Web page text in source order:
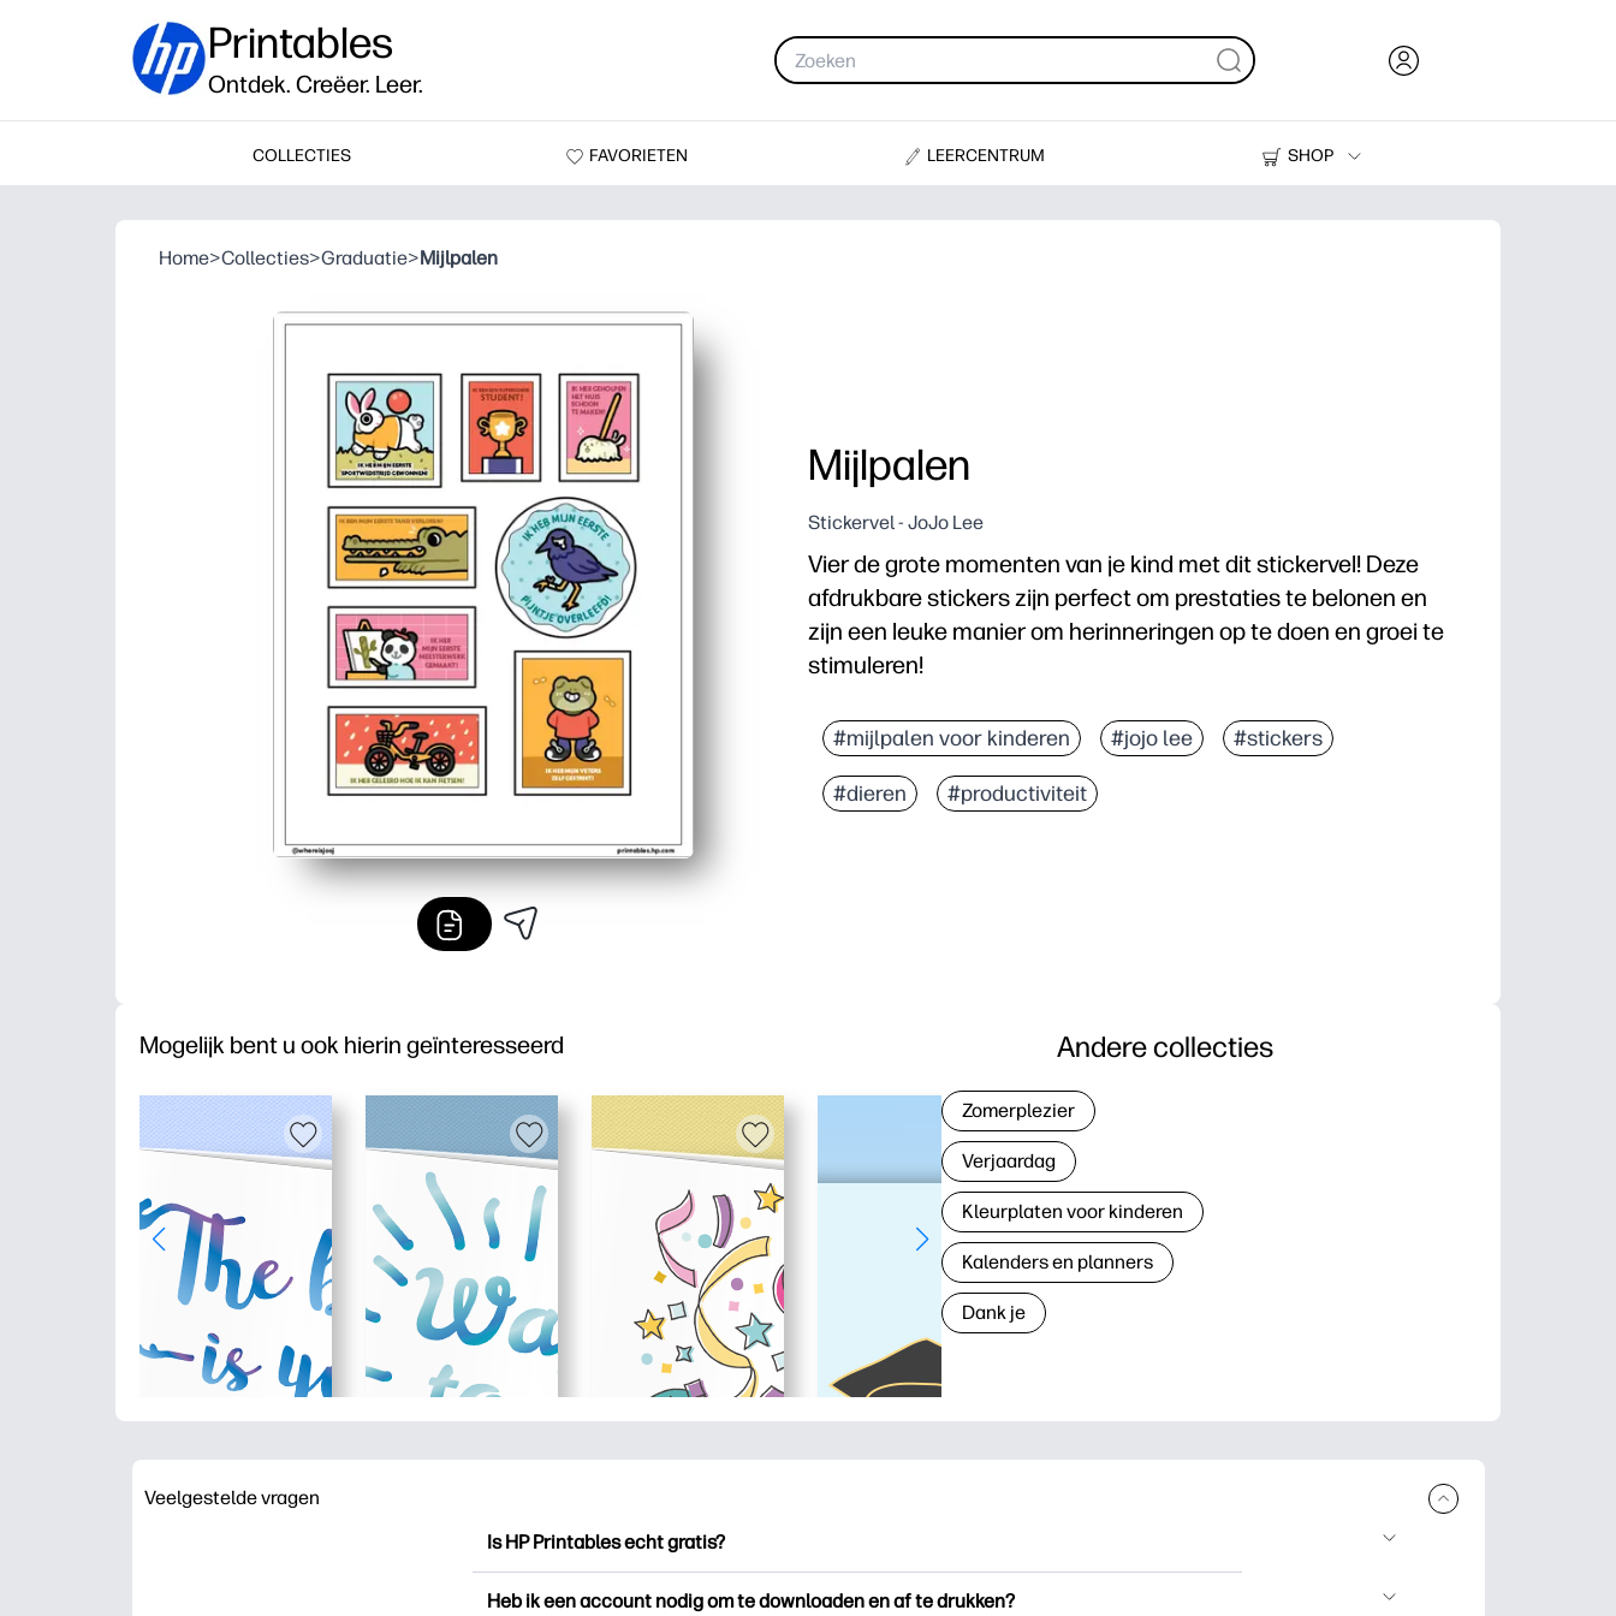
Printables
Ontdek. Creëer. Leer.
COLLECTIES FAVORIETEN LEERCENTRUM
SHOP
Printers
Home>Collecties>Graduatie>Mijlpalen
Mijlpalen
Stickervel - JoJo Lee
Vier de grote momenten van je kind met dit stickervel! Deze
afdrukbare stickers zijn perfect om prestaties te belonen en
zijn een leuke manier om herinneringen op te doen en groei te
stimuleren!
#mijlpalen voor kinderen #jojo lee #stickers
#dieren #productiviteit
Mogelijk bent u ook hierin geïnteresseerd Andere collecties
Zomerplezier
Verjaardag
Kleurplaten voor kinderen
Kalenders en planners
Dank je
Veelgestelde vragen
Is HP Printables echt gratis?
Heb ik een account nodig om te downloaden en af te drukken?